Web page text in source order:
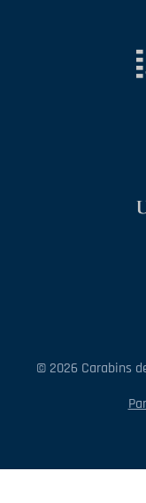
© 2026 Carabins